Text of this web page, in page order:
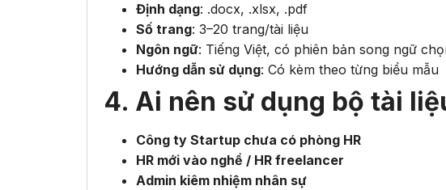
Định dạng: .docx, .xlsx, .pdf
Số trang: 3–20 trang/tài liệu
Ngôn ngữ: Tiếng Việt, có phiên bản song ngữ
Hướng dẫn sử dụng: Có kèm theo từng biểu mẫu
4. Ai nên sử dụng bộ tài
Công ty Startup chưa có phòng HR
HR mới vào nghề / HR freelancer
Admin kiêm nhiệm nhân sự